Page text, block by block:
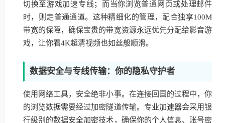
切换至游戏加速专线；而当你浏览普通网页或处理邮件
时，则走普通通道。这种精细化的管理，配合独享100M
带宽的保障，确保宝贵的带宽资源永远优先分配给影音游
戏，让你看4K超清视频也如丝般顺滑。
数据安全与专线传输：你的隐私守护者
使用网络工具，安全绝非小事。在连接回国的过程中，你
的浏览数据需要经过加密隧道传输。专业加速器会采用银
行级别的数据安全加密技术，确保你的个人信息、账号密